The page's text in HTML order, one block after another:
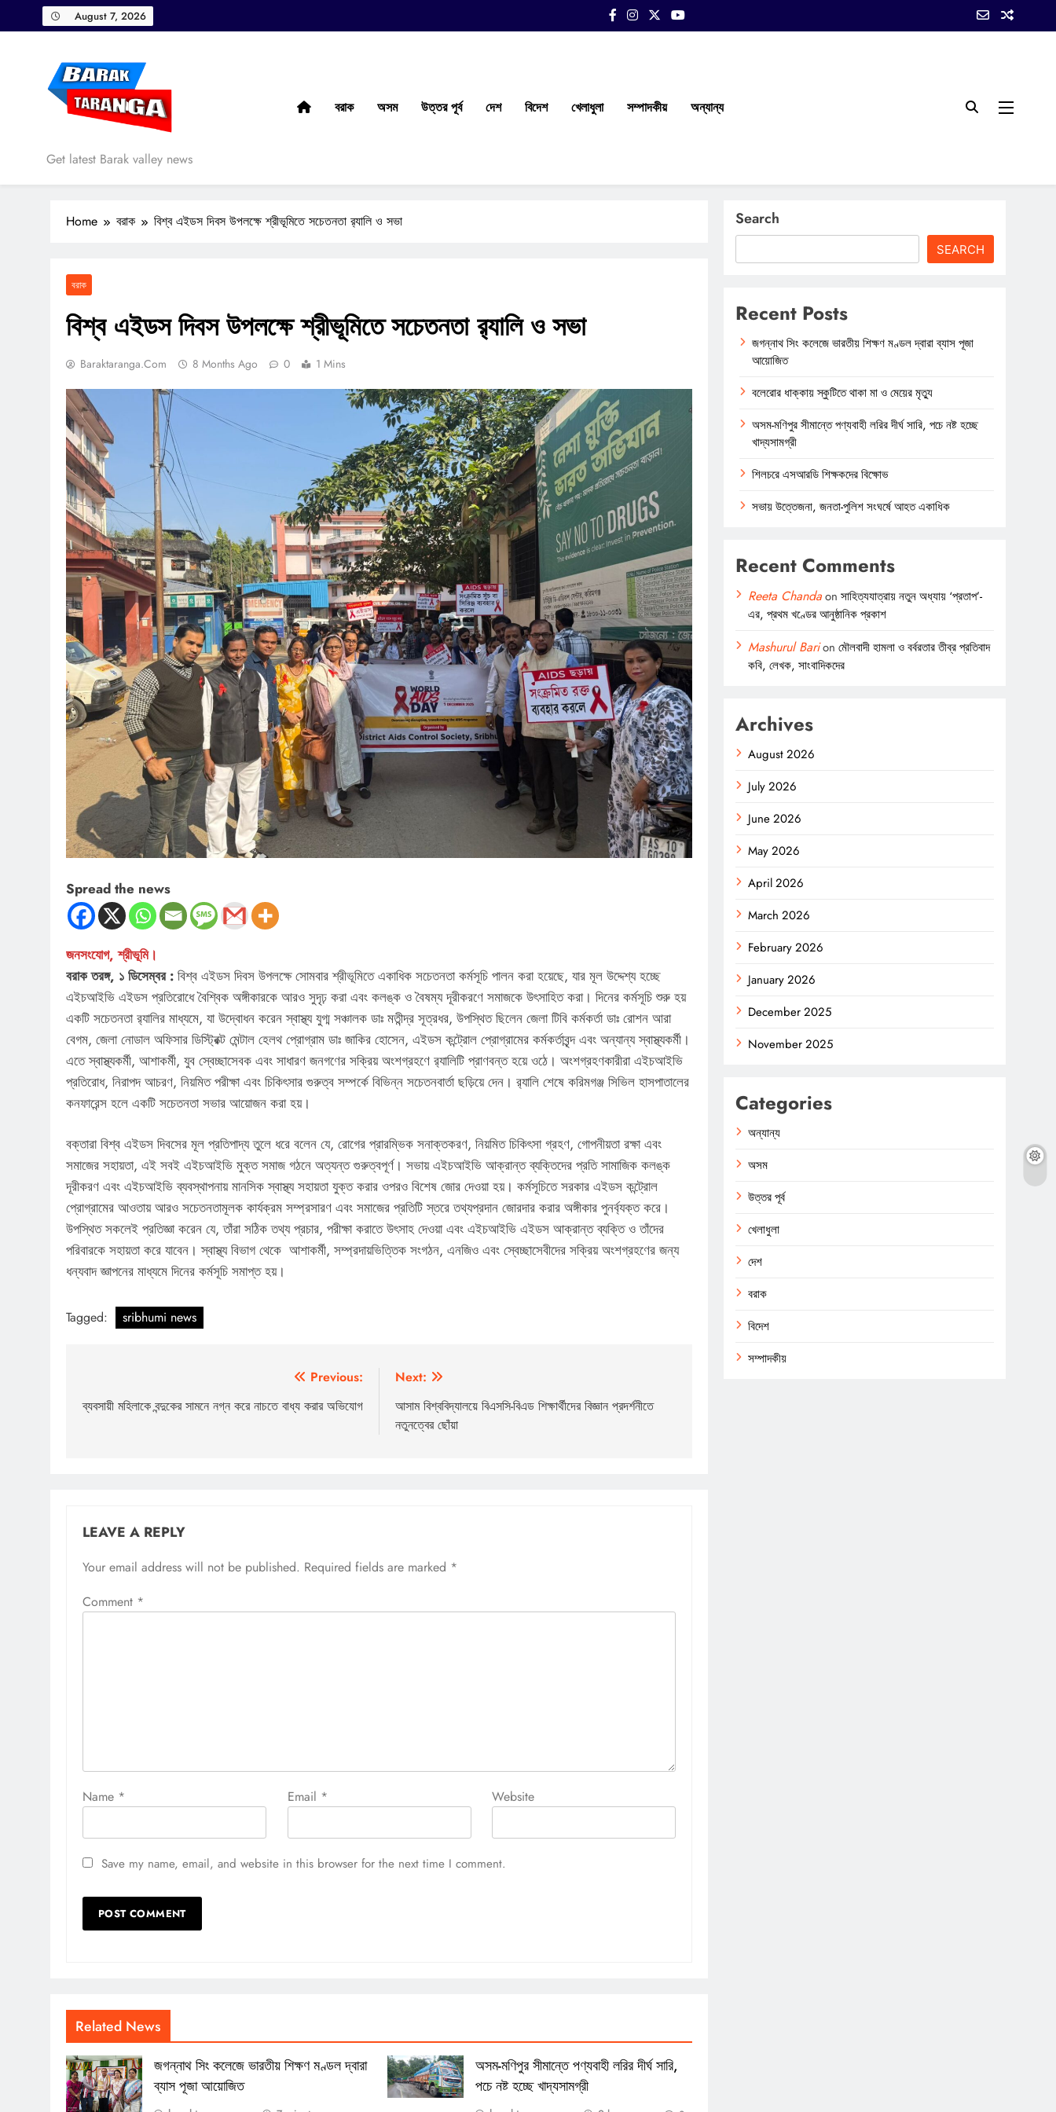
to
August 7, 2026
Barak Taranga
Get latest Barak valley news
বরাক অসম উত্তর পূর্ব দেশ বিদেশ খেলাধুলা সম্পাদকীয় অন্যান্য
Home বরাক বিশ্ব এইডস দিবস উপলক্ষে শ্রীভূমিতে সচেতনতা র‍্যালি ও সভা
বরাক
বিশ্ব এইডস দিবস উপলক্ষে শ্রীভূমিতে সচেতনতা র‍্যালি ও সভা
Baraktaranga.com 8 Months Ago 0 1 Mins
Spread the news
জনসংযোগ, শ্রীভূমি।
বরাক তরঙ্গ, ১ ডিসেম্বর : বিশ্ব এইডস দিবস উপলক্ষে সোমবার শ্রীভূমিতে একাধিক সচেতনতা কর্মসূচি পালন করা হয়েছে, যার মূল উদ্দেশ্য হচ্ছে
এইচআইভি এইডস প্রতিরোধে বৈশ্বিক অঙ্গীকারকে আরও সুদৃঢ় করা এবং কলঙ্ক ও বৈষম্য দূরীকরণে সমাজকে উৎসাহিত করা। দিনের কর্মসূচি শুরু হয়
একটি সচেতনতা র‍্যালির মাধ্যমে, যা উদ্বোধন করেন স্বাস্থ্য যুগ্ম সঞ্চালক ডাঃ মতীন্দ্র সূত্রধর, উপস্থিত ছিলেন জেলা টিবি কর্মকর্তা ডাঃ রোশন আরা
বেগম, জেলা নোডাল অফিসার ডিস্ট্রিক্ট মেন্টাল হেলথ প্রোগ্রাম ডাঃ জাকির হোসেন, এইডস কন্ট্রোল প্রোগ্রামের কর্মকর্তাবৃন্দ এবং অন্যান্য স্বাস্থ্যকর্মী।
এতে স্বাস্থ্যকর্মী, আশাকর্মী, যুব স্বেচ্ছাসেবক এবং সাধারণ জনগণের সক্রিয় অংশগ্রহণে র‍্যালিটি প্রাণবন্ত হয়ে ওঠে। অংশগ্রহণকারীরা এইচআইভি
প্রতিরোধ, নিরাপদ আচরণ, নিয়মিত পরীক্ষা এবং চিকিৎসার গুরুত্ব সম্পর্কে বিভিন্ন সচেতনবার্তা ছড়িয়ে দেন। র‍্যালি শেষে করিমগঞ্জ সিভিল হাসপাতালের
কনফারেন্স হলে একটি সচেতনতা সভার আয়োজন করা হয়।
বক্তারা বিশ্ব এইডস দিবসের মূল প্রতিপাদ্য তুলে ধরে বলেন যে, রোগের প্রারম্ভিক সনাক্তকরণ, নিয়মিত চিকিৎসা গ্রহণ, গোপনীয়তা রক্ষা এবং
সমাজের সহায়তা, এই সবই এইচআইভি মুক্ত সমাজ গঠনে অত্যন্ত গুরুত্বপূর্ণ। সভায় এইচআইভি আক্রান্ত ব্যক্তিদের প্রতি সামাজিক কলঙ্ক
দূরীকরণ এবং এইচআইভি ব্যবস্থাপনায় মানসিক স্বাস্থ্য সহায়তা যুক্ত করার ওপরও বিশেষ জোর দেওয়া হয়। কর্মসূচিতে সরকার এইডস কন্ট্রোল
প্রোগ্রামের আওতায় আরও সচেতনতামূলক কার্যক্রম সম্প্রসারণ এবং সমাজের প্রতিটি স্তরে তথ্যপ্রদান জোরদার করার অঙ্গীকার পুনর্ব্যক্ত করে।
উপস্থিত সকলেই প্রতিজ্ঞা করেন যে, তাঁরা সঠিক তথ্য প্রচার, পরীক্ষা করাতে উৎসাহ দেওয়া এবং এইচআইভি এইডস আক্রান্ত ব্যক্তি ও তাঁদের
পরিবারকে সহায়তা করে যাবেন। স্বাস্থ্য বিভাগ থেকে আশাকর্মী, সম্প্রদায়ভিত্তিক সংগঠন, এনজিও এবং স্বেচ্ছাসেবীদের সক্রিয় অংশগ্রহণের জন্য
ধন্যবাদ জ্ঞাপনের মাধ্যমে দিনের কর্মসূচি সমাপ্ত হয়।
Tagged: sribhumi news
navigation
Previous:
ব্যবসায়ী মহিলাকে বন্দুকের সামনে নগ্ন করে নাচতে বাধ্য করার অভিযোগ
Next:
আসাম বিশ্ববিদ্যালয়ে বিএসসি-বিএড শিক্ষার্থীদের বিজ্ঞান প্রদর্শনীতে
নতুনত্বের ছোঁয়া
LEAVE A REPLY
Your email address will not be published. Required fields are marked *
Comment *
Name * Email * Website
Save my name, email, and website in this browser for the next time I comment.
Related News
জগন্নাথ সিং কলেজে ভারতীয় শিক্ষণ মণ্ডল দ্বারা
ব্যাস পূজা আয়োজিত
অসম-মণিপুর সীমান্তে পণ্যবাহী লরির দীর্ঘ সারি,
পচে নষ্ট হচ্ছে খাদ্যসামগ্রী
Search
SEARCH
Recent Posts
জগন্নাথ সিং কলেজে ভারতীয় শিক্ষণ মণ্ডল দ্বারা ব্যাস পূজা
আয়োজিত
বলেরোর ধাক্কায় স্কুটিতে থাকা মা ও মেয়ের মৃত্যু
অসম-মণিপুর সীমান্তে পণ্যবাহী লরির দীর্ঘ সারি, পচে নষ্ট হচ্ছে
খাদ্যসামগ্রী
শিলচরে এসআরডি শিক্ষকদের বিক্ষোভ
সভায় উত্তেজনা, জনতা-পুলিশ সংঘর্ষে আহত একাধিক
Recent Comments
Reeta Chandaonসাহিত্যযাত্রায় নতুন অধ্যায় ‘প্রতাপ’-
এর, প্রথম খণ্ডের আনুষ্ঠানিক প্রকাশ
Mashurul Barionমৌলবাদী হামলা ও বর্বরতার তীব্র প্রতিবাদ
কবি, লেখক, সাংবাদিকদের
Archives
August 2026
July 2026
June 2026
May 2026
April 2026
March 2026
February 2026
January 2026
December 2025
November 2025
Categories
অন্যান্য
অসম
উত্তর পূর্ব
খেলাধুলা
দেশ
বরাক
বিদেশ
সম্পাদকীয়